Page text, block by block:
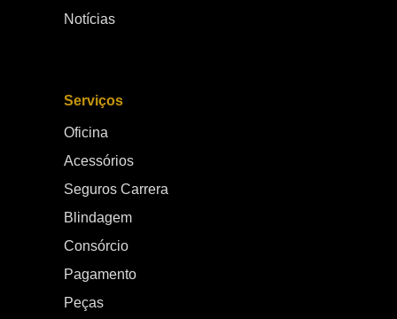
Notícias
Serviços
Oficina
Acessórios
Seguros Carrera
Blindagem
Consórcio
Pagamento
Peças